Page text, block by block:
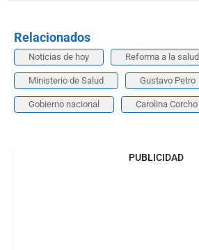
Relacionados
Noticias de hoy Reforma a la salud
Ministerio de Salud Gustavo Petro
Gobierno nacional Carolina Corcho
PUBLICIDAD